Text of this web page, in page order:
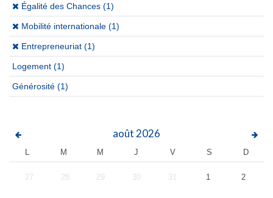
(x)
Égalité des Chances (1)
(x)
Mobilité internationale (1)
(x)
Entrepreneuriat (1)
Logement (1)
Générosité (1)
août 2026
L M M J V S D
27 28 29 30 31 1 2